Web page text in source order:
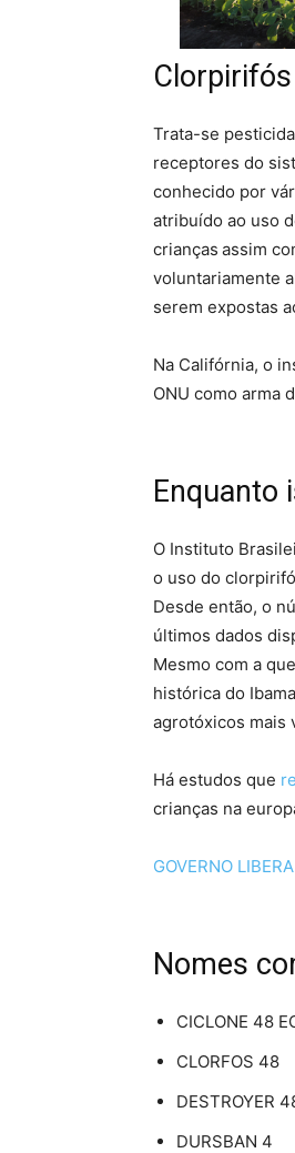
Clorpirifós
Trata-se
receptores do
conhecido por
atribuído ao uso
crianças assim
voluntariamente
serem expostas
Na Califórnia, o
ONU como arma
Enquanto
O Instituto
o uso do
Desde então, o
últimos dados
Mesmo com a
histórica do
agrotóxicos mais
Há estudos que
crianças na
GOVERNO
Nomes
CICLONE 48
CLORFOS 48
DESTROYER
DURSBAN 4